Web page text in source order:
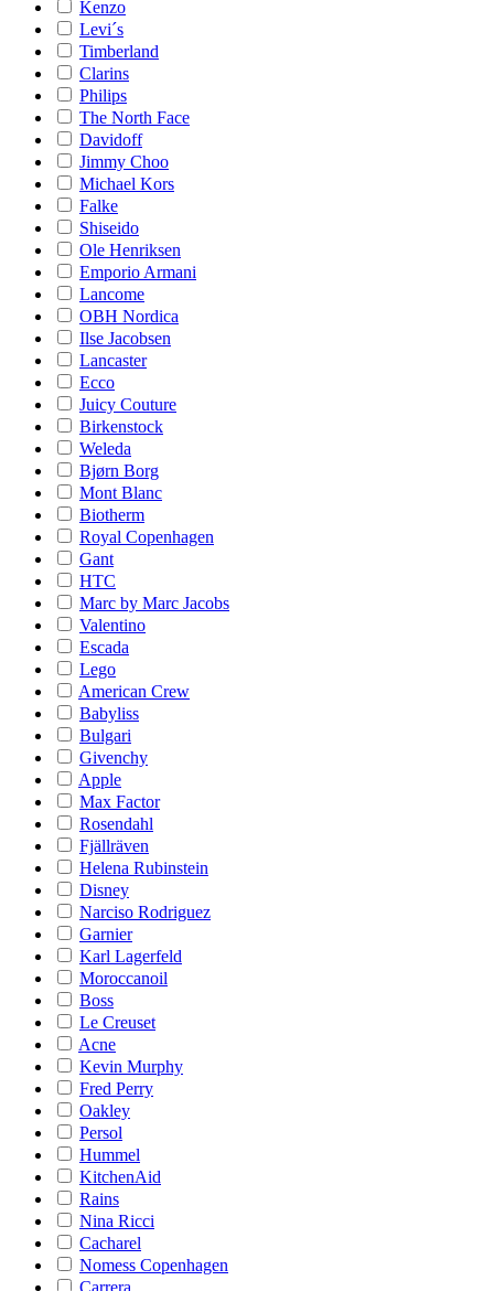
Kenzo
Levi´s
Timberland
Clarins
Philips
The North Face
Davidoff
Jimmy Choo
Michael Kors
Falke
Shiseido
Ole Henriksen
Emporio Armani
Lancome
OBH Nordica
Ilse Jacobsen
Lancaster
Ecco
Juicy Couture
Birkenstock
Weleda
Bjørn Borg
Mont Blanc
Biotherm
Royal Copenhagen
Gant
HTC
Marc by Marc Jacobs
Valentino
Escada
Lego
American Crew
Babyliss
Bulgari
Givenchy
Apple
Max Factor
Rosendahl
Fjällräven
Helena Rubinstein
Disney
Narciso Rodriguez
Garnier
Karl Lagerfeld
Moroccanoil
Boss
Le Creuset
Acne
Kevin Murphy
Fred Perry
Oakley
Persol
Hummel
KitchenAid
Rains
Nina Ricci
Cacharel
Nomess Copenhagen
Carrera